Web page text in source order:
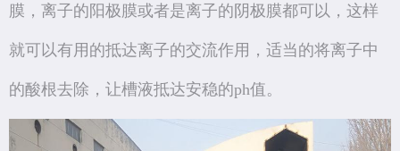
膜，离子的阳极膜或者是离子的阴极膜都可以，这样
就可以有用的抵达离子的交流作用，适当的将离子中
的酸根去除，让槽液抵达安稳的ph值。